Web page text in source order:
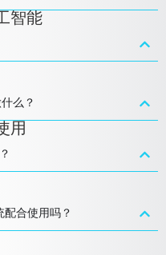
智能
么？
用
配合使用吗？